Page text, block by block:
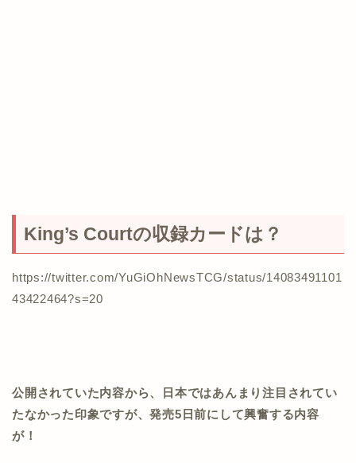
King’s Courtの収録カードは？
https://twitter.com/YuGiOhNewsTCG/status/14083491101
43422464?s=20
公開されていた内容から、日本ではあんまり注目されてい
たなかった印象ですが、発売5日前にして興奮する内容
が！